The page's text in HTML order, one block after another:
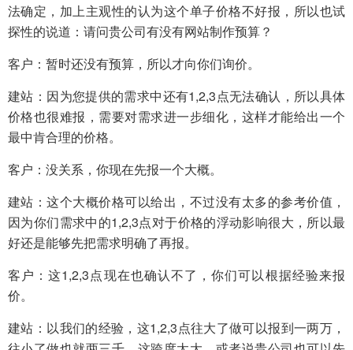
法确定，加上主观性的认为这个单子价格不好报，所以也试
探性的说道：请问贵公司有没有网站制作预算？
客户：暂时还没有预算，所以才向你们询价。
建站：因为您提供的需求中还有1,2,3点无法确认，所以具体
价格也很难报，需要对需求进一步细化，这样才能给出一个
最中肯合理的价格。
客户：没关系，你现在先报一个大概。
建站：这个大概价格可以给出，不过没有太多的参考价值，
因为你们需求中的1,2,3点对于价格的浮动影响很大，所以最
好还是能够先把需求明确了再报。
客户：这1,2,3点现在也确认不了，你们可以根据经验来报
价。
建站：以我们的经验，这1,2,3点往大了做可以报到一两万，